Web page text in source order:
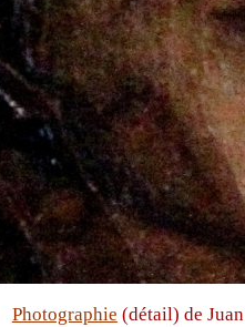
Photographie (détail) de